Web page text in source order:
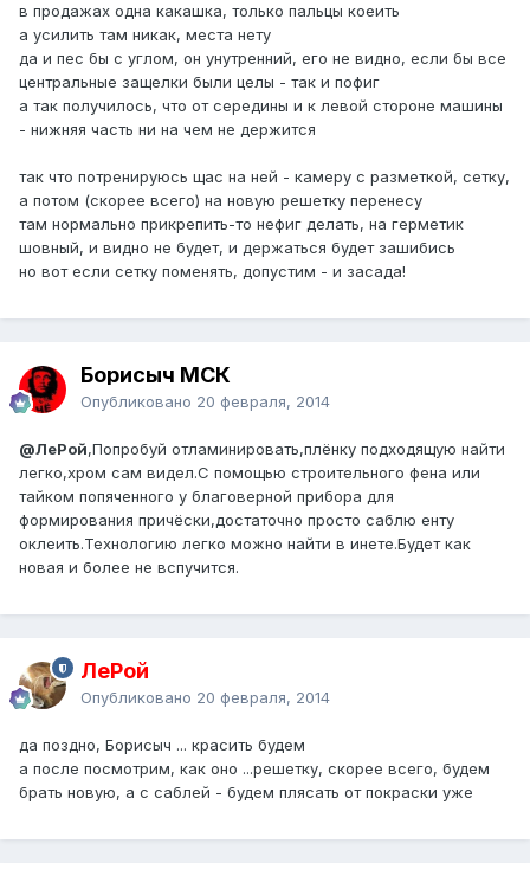
в продажах одна какашка, только пальцы коеить
а усилить там никак, места нету
да и пес бы с углом, он унутренний, его не видно, если бы все
центральные защелки были целы - так и пофиг
а так получилось, что от середины и к левой стороне машины
- нижняя часть ни на чем не держится
так что потренируюсь щас на ней - камеру с разметкой, сетку,
а потом (скорее всего) на новую решетку перенесу
там нормально прикрепить-то нефиг делать, на герметик
шовный, и видно не будет, и держаться будет зашибись
но вот если сетку поменять, допустим - и засада!
Борисыч МСК
Опубликовано 20 февраля, 2014
@ЛеРой,Попробуй отламинировать,плёнку подходящую найти
легко,хром сам видел.С помощью строительного фена или
тайком попяченного у благоверной прибора для
формирования причёски,достаточно просто саблю енту
оклеить.Технологию легко можно найти в инете.Будет как
новая и более не вспучится.
ЛеРой
Опубликовано 20 февраля, 2014
да поздно, Борисыч ... красить будем
а после посмотрим, как оно ...решетку, скорее всего, будем
брать новую, а с саблей - будем плясать от покраски уже